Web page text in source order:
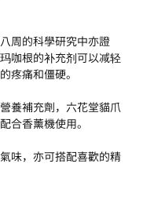
周的科學研究中亦證
咖根的补充剂可以减轻
疼痛和僵硬。
養補充劑，六花堂貓爪
合香薰機使用。
味，亦可搭配喜歡的精